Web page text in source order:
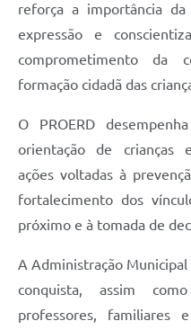
reforça a importância
expressão e
comprometimento da
formação cidadã das
O PROERD
orientação de crianças
ações voltadas à
fortalecimento dos
próximo e à tomada de
A Administração
conquista, assim
professores, familiares